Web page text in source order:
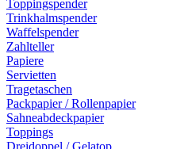
Toppingspender
Trinkhalmspender
Waffelspender
Zahlteller
Papiere
Servietten
Tragetaschen
Packpapier / Rollenpapier
Sahneabdeckpapier
Toppings
Dreidoppel / Gelatop